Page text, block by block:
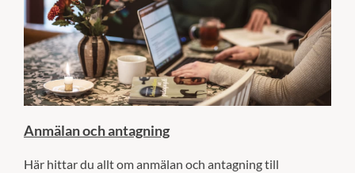
Anmälan och antagning
Här hittar du allt om anmälan och antagning till